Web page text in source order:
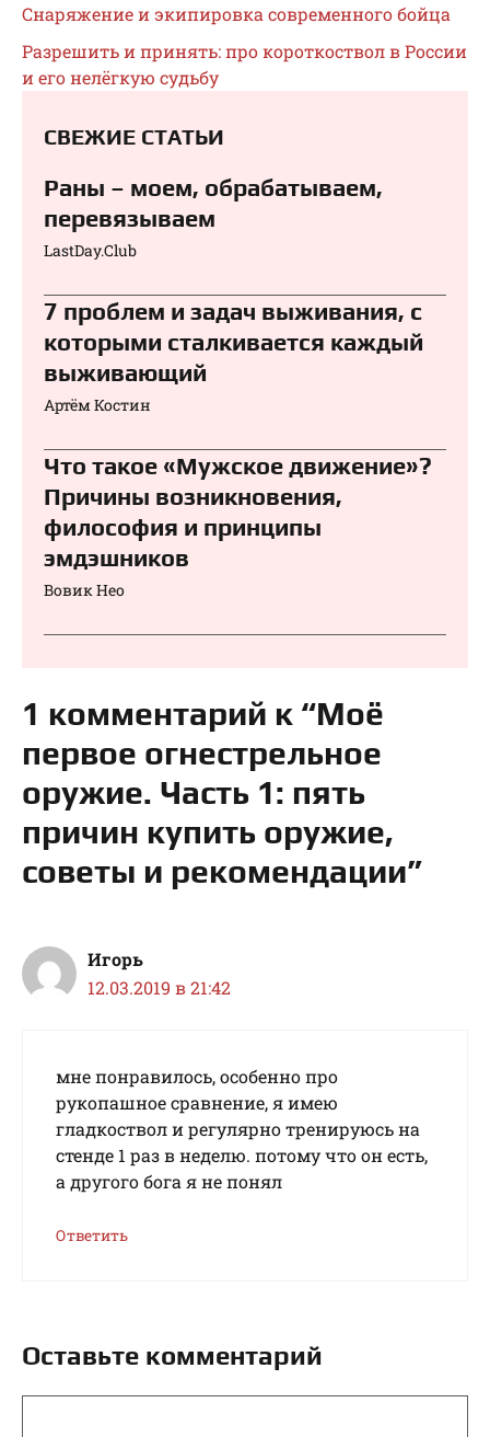
Снаряжение и экипировка современного бойца
Разрешить и принять: про короткоствол в России
и его нелёгкую судьбу
СВЕЖИЕ СТАТЬИ
Раны – моем, обрабатываем,
перевязываем⁠⁠
LastDay.Club
7 проблем и задач выживания, с
которыми сталкивается каждый
выживающий
Артём Костин
Что такое «Мужское движение»?
Причины возникновения,
философия и принципы
эмдэшников
Вовик Нео
1 комментарий к “Моё
первое огнестрельное
оружие. Часть 1: пять
причин купить оружие,
советы и рекомендации”
Игорь
12.03.2019 в 21:42
мне понравилось, особенно про
рукопашное сравнение, я имею
гладкоствол и регулярно тренируюсь на
стенде 1 раз в неделю. потому что он есть,
а другого бога я не понял
Ответить
Оставьте комментарий